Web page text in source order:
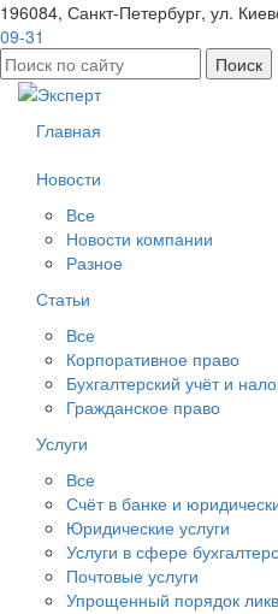
196084, Санкт-Петербург, ул.
09-31
Найти:
Главная
Новости
Все
Новости компании
Разное
Статьи
Все
Корпоративное право
Бухгалтерский учёт и
Гражданское право
Услуги
Все
Счёт в банке и
Юридические услуги
Услуги в сфере
Почтовые услуги
Упрощенный порядок